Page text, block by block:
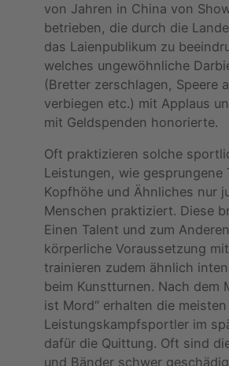
von Jahren in China von
betrieben, die durch die
das Laienpublikum zu
welches ungewöhnliche
(Bretter zerschlagen, Speere
verbiegen etc.) mit Applaus
mit Geldspenden honorierte.
Oft praktizieren solche
Leistungen, wie gesprungene
Kopfhöhe und Ähnliches nur
Menschen praktiziert. Diese
Einen Talent und zum
körperliche Voraussetzung
trainieren zudem ähnlich
beim Kunstturnen. Nach dem
ist Mord“ erhalten die
Leistungskampfsportler im
dafür die Quittung. Oft sind
und Bänder schwer